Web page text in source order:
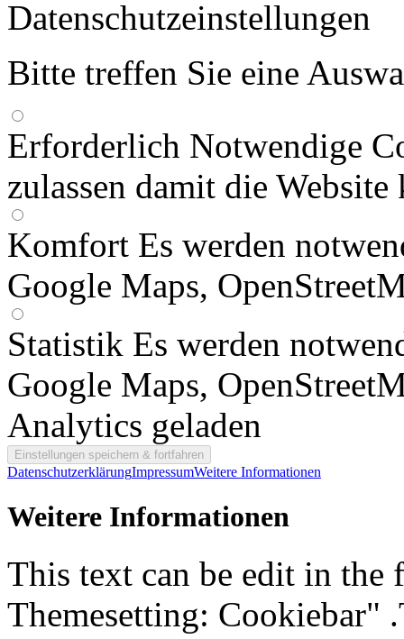
Datenschutzeinstellungen
Bitte treffen Sie eine
Erforderlich Notwendige
zulassen damit die
Komfort Es werden
Google Maps,
Statistik Es werden
Google Maps,
Analytics geladen
DatenschutzerklärungImpressumWeitere Informationen
Weitere Informationen
This text can be edit in the
Themesetting: Cookiebar"